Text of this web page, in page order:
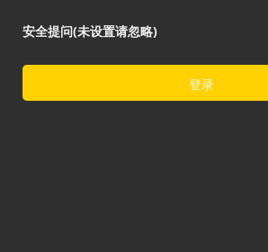
安全提问(未设置请忽略)
登录